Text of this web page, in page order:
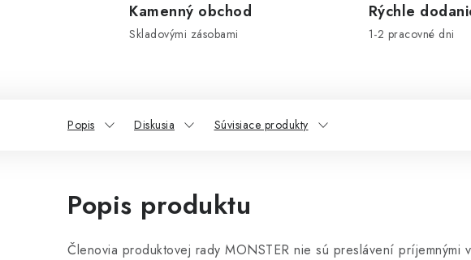
Kamenný obchod
Skladovými zásobami
Rýchle
1-2 pracovné dni
Popis Diskusia Súvisiace produkty
Popis produktu
Členovia produktovej rady MONSTER nie sú preslávení